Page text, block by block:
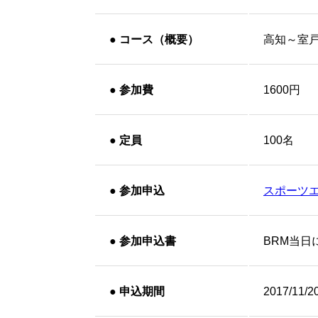
● コース（概要） 高知～室
● 参加費 1600円
● 定員 100名
● 参加申込 スポーツ
● 参加申込書 BRM当日
● 申込期間 2017/11/